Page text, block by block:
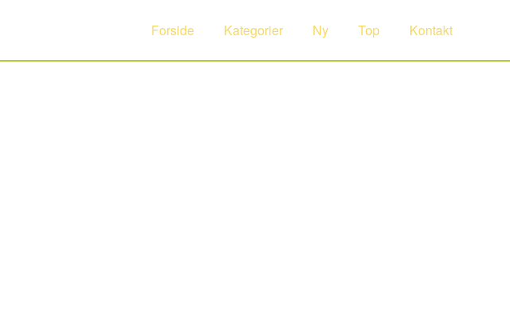
Forside Kategorier Ny Top Kontakt